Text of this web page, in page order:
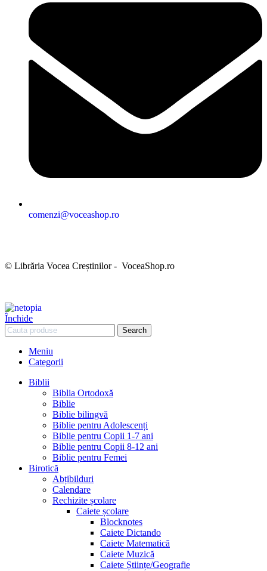
comenzi@voceashop.ro
© Librăria Vocea Creștinilor - VoceaShop.ro
Închide
Search
Meniu
Categorii
Biblii
Biblia Ortodoxă
Biblie
Biblie bilingvă
Biblie pentru Adolescenți
Biblie pentru Copii 1-7 ani
Biblie pentru Copii 8-12 ani
Biblie pentru Femei
Birotică
Abțibilduri
Calendare
Rechizite școlare
Caiete școlare
Blocknotes
Caiete Dictando
Caiete Matematică
Caiete Muzică
Caiete Științe/Geografie